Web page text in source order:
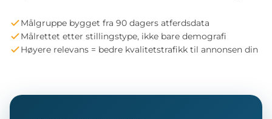
Målgruppe bygget fra 90 dagers atferdsdata
Målrettet etter stillingstype, ikke bare demografi
Høyere relevans = bedre kvalitetstrafikk til annonsen din